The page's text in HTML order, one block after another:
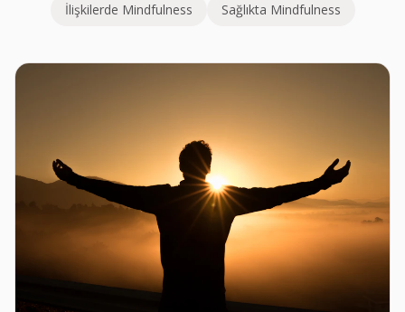
İlişkilerde Mindfulness
Sağlıkta Mindfulness